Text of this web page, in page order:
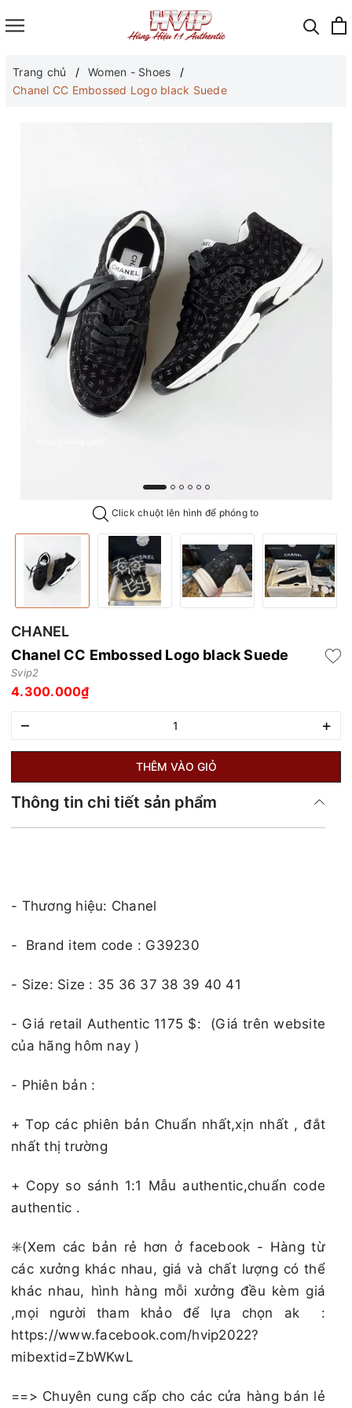
Trang chủ
Women - Shoes
Chanel CC Embossed Logo black Suede
Click chuột lên hình để phóng to
CHANEL
Chanel CC Embossed Logo black Suede
Svip2
4.300.000₫
– +
THÊM VÀO GIỎ
Thông tin chi tiết sản phẩm
- Thương hiệu: Chanel
- Brand item code : G39230
- Size: Size : 35 36 37 38 39 40 41
​​​- Giá retail Authentic 1175 $: (Giá trên website
của hãng hôm nay )​​​
- Phiên bản :
+ Top các phiên bản Chuẩn nhất,xịn nhất , đắt
nhất thị trường
+ Copy so sánh 1:1 Mẫu authentic,chuẩn code
authentic .
✳️(Xem các bản rẻ hơn ở facebook - Hàng từ
các xưởng khác nhau, giá và chất lượng có thể
khác nhau, hình hàng mỗi xưởng đều kèm giá
,mọi người tham khảo để lựa chọn ak :
https://www.facebook.com/hvip2022?
mibextid=ZbWKwL
==> Chuyên cung cấp cho các cửa hàng bán lẻ